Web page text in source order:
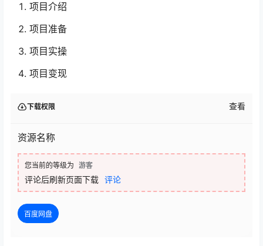
项目介绍
项目准备
项目实操
项目变现
下载权限 查看
资源名称
您当前的等级为 游客
评论后刷新页面下载 评论
百度网盘